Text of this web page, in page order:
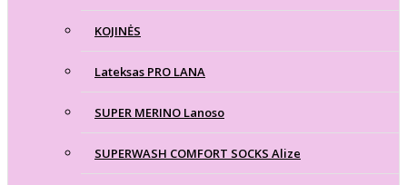
KOJINĖS
Lateksas PRO LANA
SUPER MERINO Lanoso
SUPERWASH COMFORT SOCKS Alize